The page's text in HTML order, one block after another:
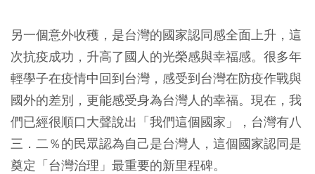
另一個意外收穫，是台灣的國家認同感全面上升，這
次抗疫成功，升高了國人的光榮感與幸福感。很多年
輕學子在疫情中回到台灣，感受到台灣在防疫作戰與
國外的差別，更能感受身為台灣人的幸福。現在，我
們已經很順口大聲說出「我們這個國家」，台灣有八
三．二％的民眾認為自己是台灣人，這個國家認同是
奠定「台灣治理」最重要的新里程碑。